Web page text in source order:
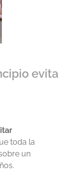
evita
toda la
un